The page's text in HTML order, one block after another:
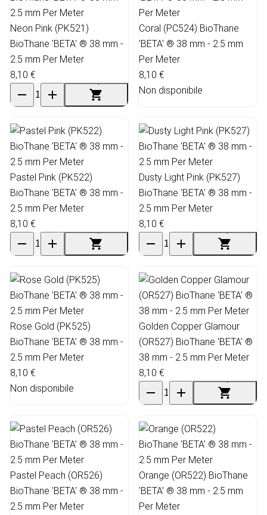
Neon Pink (PK521)
BioThane 'BETA' ® 38 mm -
2.5 mm Per Meter
8,10 €
Coral (PC524) BioThane
'BETA' ® 38 mm - 2.5 mm
Per Meter
8,10 €
Non disponibile
Pastel Pink (PK522)
BioThane 'BETA' ® 38 mm -
2.5 mm Per Meter
8,10 €
Dusty Light Pink (PK527)
BioThane 'BETA' ® 38 mm -
2.5 mm Per Meter
8,10 €
Rose Gold (PK525)
BioThane 'BETA' ® 38 mm -
2.5 mm Per Meter
8,10 €
Non disponibile
Golden Copper Glamour
(OR527) BioThane 'BETA' ®
38 mm - 2.5 mm Per Meter
8,10 €
Pastel Peach (OR526)
BioThane 'BETA' ® 38 mm -
2.5 mm Per Meter
Orange (OR522) BioThane
'BETA' ® 38 mm - 2.5 mm
Per Meter